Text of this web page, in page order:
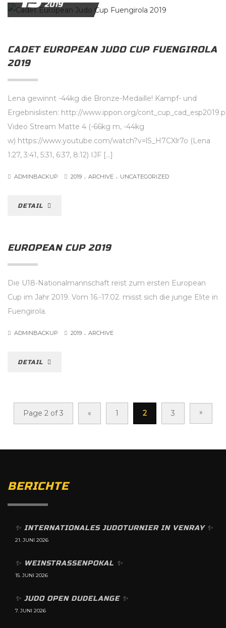
2019
CADET EUROPEAN JUDO CUP FUENGIROLA
2019
Lena gewinnt -44kg die Bronze-Medaille! Kampf- und
Ergebnislisten: http://www.ippon.org/
Video Stream Matte 4 (-66kg m, -44kg
w) https://www.youtube.com/watch?v=lS_H7CXlr7o (Lena
1:27, 3:41, 5:31, 6:37, 8:12) IJF […]
ADMINBACKUP 2019 . ARCHIVE . UNCATEGORIZED
DETAIL
EUROPEAN CUP 2019
Die U18-Nationalmannschaft reist zum ersten European
Cup im Jahr 2019. Vom 16.-17.02. misst sich die junge Elite in
Fuengirola.
ADMINBACKUP 2019 . ARCHIVE
DETAIL
Page 2 of 3 « 1 2 3 »
BERICHTE
✨️ INTERNATIONALES JUDOTURNIER IN VENRAY ✨️
21. JUNI 2026
✨️ WEINSTRASSENPOKAL ✨️
15. JUNI 2026
✨️ JUDO OPEN DUDELANGE ✨️
7. JUNI 2026